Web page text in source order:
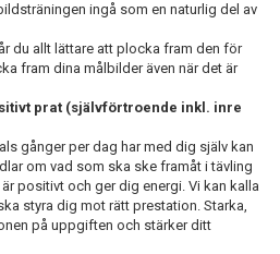
ingå som en naturlig del av
du allt lättare att plocka fram den för
fram dina målbilder även när det är
prat (självförtroende inkl. inre
gånger per dag har med dig själv kan
om vad som ska ske framåt i tävling
positivt och ger dig energi. Vi kan kalla
styra dig mot rätt prestation. Starka,
på uppgiften och stärker ditt